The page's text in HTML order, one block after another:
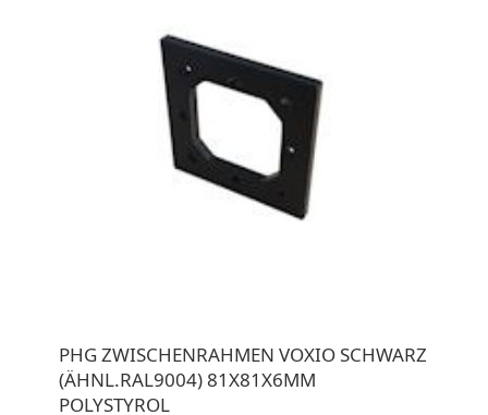
PHG ZWISCHENRAHMEN VOXIO SCHWARZ
(ÄHNL.RAL9004) 81X81X6MM
POLYSTYROL